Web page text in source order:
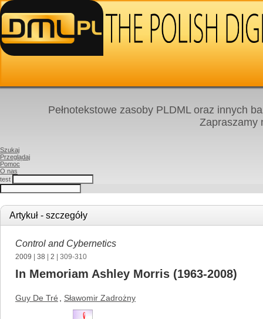
Pełnotekstowe zasoby PLDML oraz innych
Zapraszamy
Szukaj
Przeglądaj
Pomoc
O nas
test
Artykuł - szczegóły
Control and Cybernetics
2009 38 2 | 309-310
In Memoriam Ashley Morris (1963-2008)
Guy De Tré Sławomir Zadrożny